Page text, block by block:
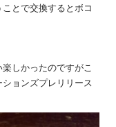
とで交換するとボコ
しかったのですがこ
ョンズプレリリース